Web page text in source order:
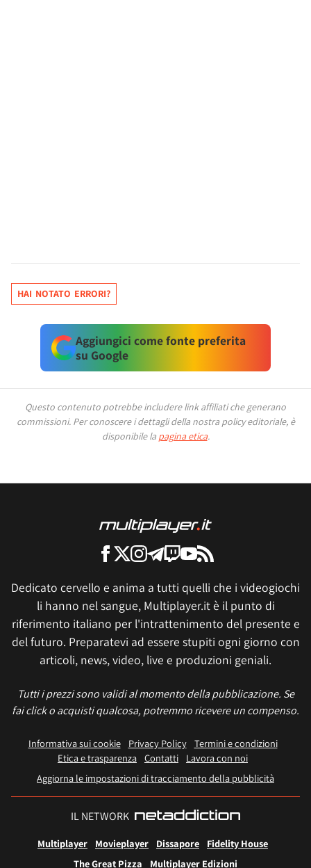
HAI NOTATO ERRORI?
Aggiungici come fonte preferita
su Google
Questo contenuto potrebbe includere link affiliati che generano
commissioni. Per conoscere i dettagli della nostra policy editoriale, è
disponibile la pagina etica.
Dedicato cervello e anima a tutti quelli che i videogiochi
li hanno nel sangue, Multiplayer.it è il punto di
riferimento italiano per l'intrattenimento del presente e
del futuro. Preparatevi ad essere stupiti ogni giorno con
articoli, news, video, live e produzioni geniali.
Tutti i prezzi sono validi al momento della pubblicazione. Se
fai click o acquisti qualcosa, potremmo ricevere un compenso.
Informativa sui cookie Privacy Policy
Termini e condizioni
Etica e trasparenza Contatti
Lavora con noi
Aggiorna le impostazioni di tracciamento della pubblicità
IL NETWORK
Multiplayer Movieplayer Dissapore
Fidelity House
The Great Pizza
Multiplayer Edizioni